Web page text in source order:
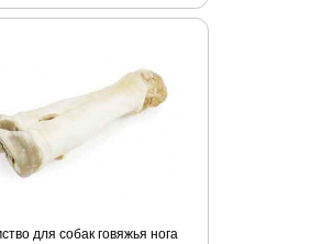
для собак говяжья нога